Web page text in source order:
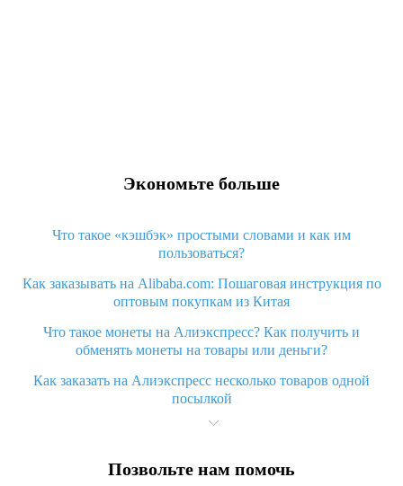
Экономьте больше
Что такое «кэшбэк» простыми словами и как им
пользоваться?
Как заказывать на Alibaba.com: Пошаговая инструкция по
оптовым покупкам из Китая
Что такое монеты на Алиэкспресс? Как получить и
обменять монеты на товары или деньги?
Как заказать на Алиэкспресс несколько товаров одной
посылкой
Что значит статус «Заказ закрыт» на Алиэкспресс и что
Что делать, если Алиэкспресс просит ввести паспортные
Позвольте нам помочь